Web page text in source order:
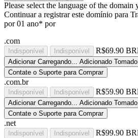
Please select the language of the domain
Continuar a registrar este domínio para
por 01 ano* por
.com
Indisponível Indisponível R$69.90
Adicionar Carregando... Adicionado Tomado
Contate o Suporte para Comprar
.com.br
Indisponível Indisponível R$59.90
Adicionar Carregando... Adicionado Tomado
Contate o Suporte para Comprar
.net
Indisponível Indisponível R$99.90